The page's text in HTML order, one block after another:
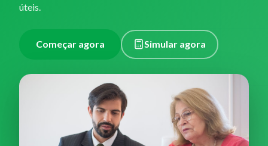
úteis.
Começar agora Simular agora